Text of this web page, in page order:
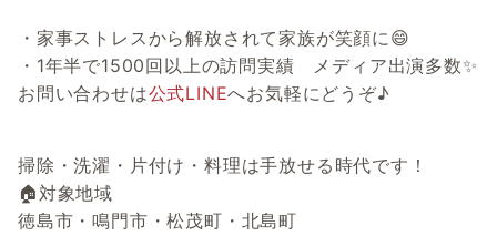
・家事ストレスから解放されて家族が笑顔に😄
・1年半で1500回以上の訪問実績 メディア出演多数✨
お問い合わせは公式LINEへお気軽にどうぞ♪
掃除・洗濯・片付け・料理は手放せる時代です！
🏠対象地域
徳島市・鳴門市・松茂町・北島町